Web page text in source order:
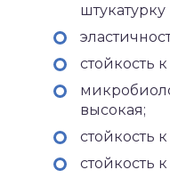
стойкость
высокая;
стойкость
стойкость